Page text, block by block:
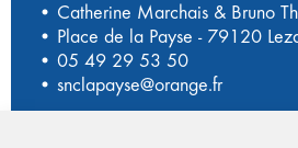
• Catherine Marchais & Bruno
• Place de la Payse - 79120
• 05 49 29 53 50
• snclapayse@orange.fr